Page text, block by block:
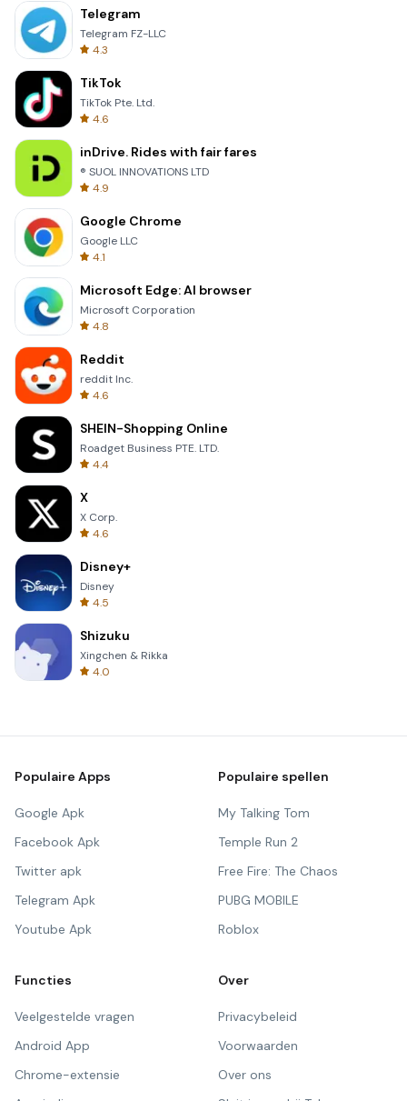
Telegram
Telegram FZ-LLC
4.3
TikTok
TikTok Pte. Ltd.
4.6
inDrive. Rides with fair fares
® SUOL INNOVATIONS LTD
4.9
Google Chrome
Google LLC
4.1
Microsoft Edge: AI browser
Microsoft Corporation
4.8
Reddit
reddit Inc.
4.6
SHEIN-Shopping Online
Roadget Business PTE. LTD.
4.4
X
X Corp.
4.6
Disney+
Disney
4.5
Shizuku
Xingchen & Rikka
4.0
Populaire Apps
Google Apk
Facebook Apk
Twitter apk
Telegram Apk
Youtube Apk
Populaire spellen
My Talking Tom
Temple Run 2
Free Fire: The Chaos
PUBG MOBILE
Roblox
Functies
Veelgestelde vragen
Android App
Chrome-extensie
Over
Privacybeleid
Voorwaarden
Over ons